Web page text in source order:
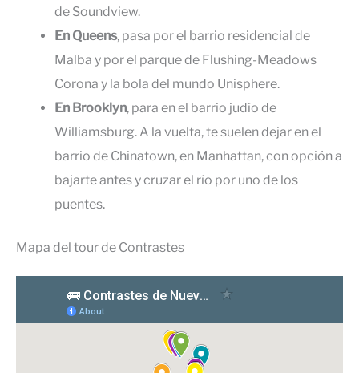
de Soundview.
En Queens, pasa por el barrio residencial de
Malba y por el parque de Flushing-Meadows
Corona y la bola del mundo Unisphere.
En Brooklyn, para en el barrio judío de
Williamsburg. A la vuelta, te suelen dejar en el
barrio de Chinatown, en Manhattan, con opción a
bajarte antes y cruzar el río por uno de los
puentes.
Mapa del tour de Contrastes